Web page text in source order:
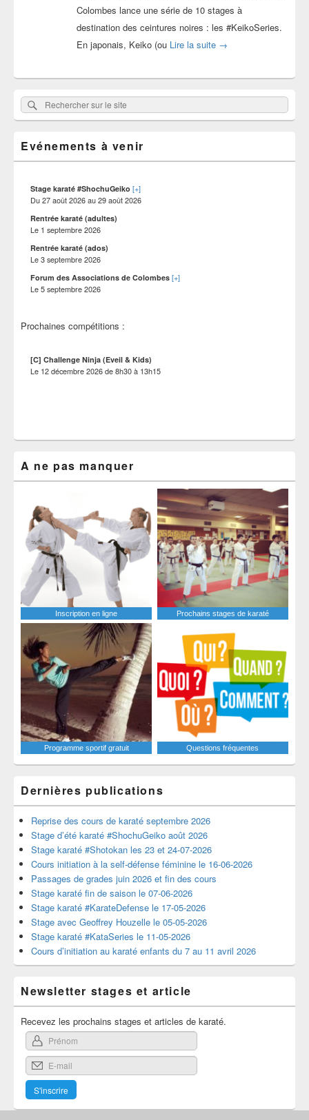
Colombes lance une série de 10 stages à
destination des ceintures noires : les #KeikoSeries.
En japonais, Keiko (ou Lire la suite Le Karate Club
→
Zone
principale
de
pour
Rechercher :
Rechercher
sur
site
Evénements à venir
Stage karaté #ShochuGeiko [+]
Du27 août 2026au29 août 2026
Rentrée karaté (adultes)
Le 1 septembre 2026
Rentrée karaté (ados)
Le3 septembre 2026
Forum des Associations de Colombes [+]
Le5 septembre 2026
Prochaines compétitions :
[C] Challenge Ninja (Eveil & Kids)
Le 12 décembre 2026de8h30à 13h15
A ne pas manquer
Inscription en ligne Prochains stages de karaté
Programme sportif gratuit Questions fréquentes
Dernières publications
Reprise des cours de karaté septembre 2026
Stage d’été karaté #ShochuGeiko août 2026
Stage karaté #Shotokan les 23 et 24-07-2026
Cours initiation à la self-défense féminine le 16-06-2026
Passages de grades juin 2026 et fin des cours
Stage karaté fin de saison le 07-06-2026
Stage karaté #KarateDefense le 17-05-2026
Stage avec Geoffrey Houzelle le 05-05-2026
Stage karaté #KataSeries le 11-05-2026
Cours d’initiation au karaté enfants du 7 au 11 avril 2026
Newsletter stages et article
Recevez les prochains stages et articles de karaté.